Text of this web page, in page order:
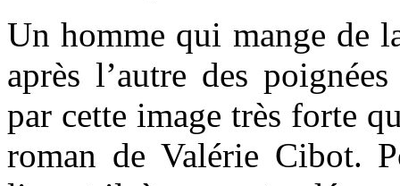
Un homme qui mange de
après l’autre des
par cette image très forte
roman de Valérie Cibot.